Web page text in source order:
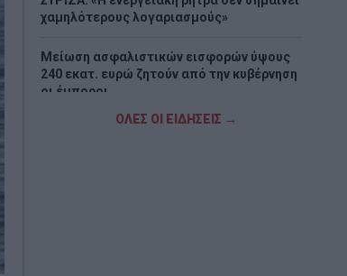
χαμηλότερους λογαριασμούς»
Μείωση ασφαλιστικών εισφορών ύψους
240 εκατ. ευρώ ζητούν από την κυβέρνηση
οι έμποροι
ΟΛΕΣ ΟΙ ΕΙΔΗΣΕΙΣ →